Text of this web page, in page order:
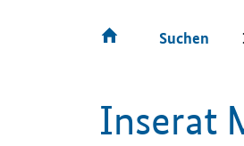
Suchen
Inserat